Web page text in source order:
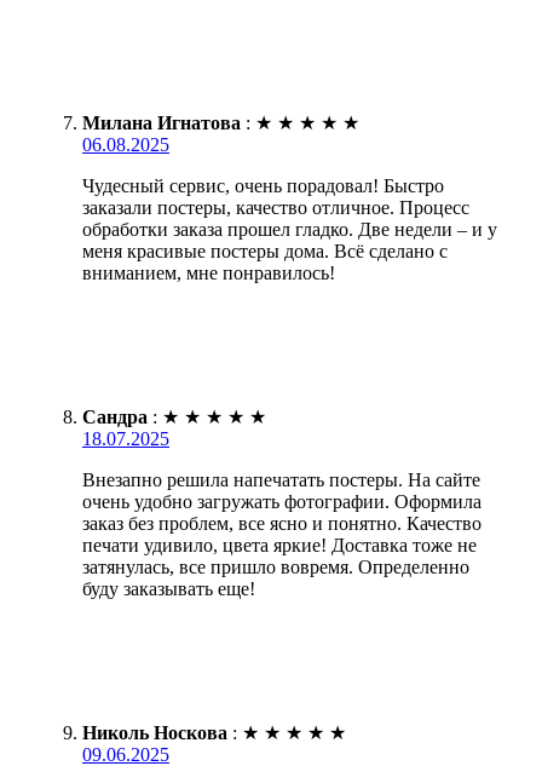
Милана Игнатова : ★ ★ ★ ★ ★
06.08.2025
Чудесный сервис, очень порадовал! Быстро
заказали постеры, качество отличное. Процесс
обработки заказа прошел гладко. Две недели – и у
меня красивые постеры дома. Всё сделано с
вниманием, мне понравилось!
Сандра : ★ ★ ★ ★ ★
18.07.2025
Внезапно решила напечатать постеры. На сайте
очень удобно загружать фотографии. Оформила
заказ без проблем, все ясно и понятно. Качество
печати удивило, цвета яркие! Доставка тоже не
затянулась, все пришло вовремя. Определенно
буду заказывать еще!
Николь Носкова : ★ ★ ★ ★ ★
09.06.2025